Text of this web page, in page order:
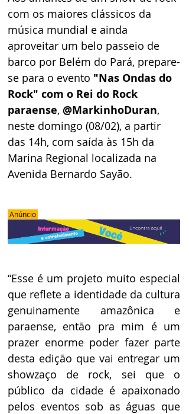
com os maiores clássicos da
música mundial e ainda
aproveitar um belo passeio de
barco por Belém do Pará, prepare-
se para o evento "Nas Ondas do
Rock" com o Rei do Rock
paraense, @MarkinhoDuran,
neste domingo (08/02), a partir
das 14h, com saída às 15h da
Marina Regional localizada na
Avenida Bernardo Sayão.
Anúncio
“Esse é um projeto muito especial
que reflete a identidade da cultura
genuinamente amazônica e
paraense, então pra mim é um
prazer enorme poder fazer parte
desta edição que vai entregar um
showzaço de rock, sei que o
público da cidade é apaixonado
pelos eventos sob as águas que